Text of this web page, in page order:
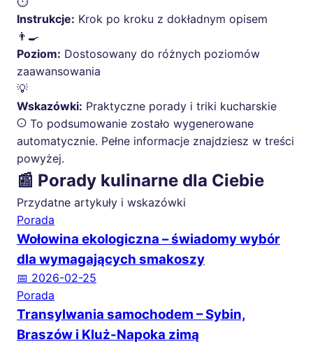
Instrukcje: Krok po kroku z dokładnym opisem
👨‍🍳
Poziom: Dostosowany do różnych poziomów
zaawansowania
💡
Wskazówki: Praktyczne porady i triki kucharskie
To podsumowanie zostało wygenerowane
automatycznie. Pełne informacje znajdziesz w treści
powyżej.
📰 Porady kulinarne dla Ciebie
Przydatne artykuły i wskazówki
Porada
Wołowina ekologiczna – świadomy wybór
dla wymagających smakoszy
📅 2026-02-25
Porada
Transylwania samochodem – Sybin,
Braszów i Kluż-Napoka zimą